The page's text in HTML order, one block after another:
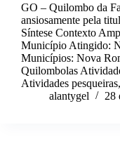
GO – Quilombo da
ansiosamente pela
Síntese Contexto
Município Atingido:
Municípios: Nova
Quilombolas
Atividades
alantygel
28